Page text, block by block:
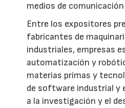
medios de
Entre los expositores
fabricantes de
industriales, empresas
automatización y
materias primas y
de software industrial y
a la investigación y el